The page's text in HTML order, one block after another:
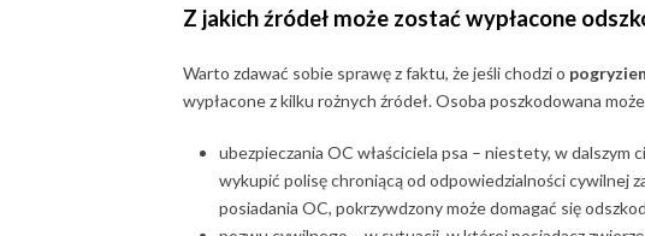
Z jakich źródeł może zostać wypłacone
Warto zdawać sobie sprawę z faktu, że jeśli chodzi o
wypłacone z kilku rożnych źródeł. Osoba poszkodowana
ubezpieczania OC właściciela psa – niestety, w
wykupić polisę chroniącą od odpowiedzialności cywilnej
posiadania OC, pokrzywdzony może domagać się